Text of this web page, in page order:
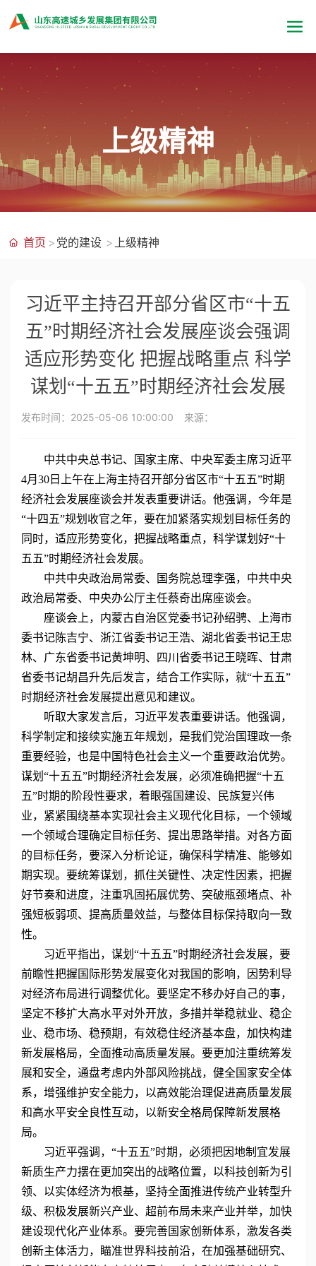
上级精神
首页 党的建设 上级精神
习近平主持召开部分省区市“十五
五”时期经济社会发展座谈会强调
适应形势变化 把握战略重点 科学
谋划“十五五”时期经济社会发展
发布时间： 2025-05-06 10:00:00 来源：
中共中央总书记、国家主席、中央军委主席习近平
4月30日上午在上海主持召开部分省区市“十五五”时期
经济社会发展座谈会并发表重要讲话。他强调，今年是
“十四五”规划收官之年，要在加紧落实规划目标任务的
同时，适应形势变化，把握战略重点，科学谋划好“十
五五”时期经济社会发展。
中共中央政治局常委、国务院总理李强，中共中央
政治局常委、中央办公厅主任蔡奇出席座谈会。
座谈会上，内蒙古自治区党委书记孙绍骋、上海市
委书记陈吉宁、浙江省委书记王浩、湖北省委书记王忠
林、广东省委书记黄坤明、四川省委书记王晓晖、甘肃
省委书记胡昌升先后发言，结合工作实际，就“十五五”
时期经济社会发展提出意见和建议。
听取大家发言后，习近平发表重要讲话。他强调，
科学制定和接续实施五年规划，是我们党治国理政一条
重要经验，也是中国特色社会主义一个重要政治优势。
谋划“十五五”时期经济社会发展，必须准确把握“十五
五”时期的阶段性要求，着眼强国建设、民族复兴伟
业，紧紧围绕基本实现社会主义现代化目标，一个领域
一个领域合理确定目标任务、提出思路举措。对各方面
的目标任务，要深入分析论证，确保科学精准、能够如
期实现。要统筹谋划，抓住关键性、决定性因素，把握
好节奏和进度，注重巩固拓展优势、突破瓶颈堵点、补
强短板弱项、提高质量效益，与整体目标保持取向一致
性。
习近平指出，谋划“十五五”时期经济社会发展，要
前瞻性把握国际形势发展变化对我国的影响，因势利导
对经济布局进行调整优化。要坚定不移办好自己的事，
坚定不移扩大高水平对外开放，多措并举稳就业、稳企
业、稳市场、稳预期，有效稳住经济基本盘，加快构建
新发展格局，全面推动高质量发展。要更加注重统筹发
展和安全，通盘考虑内外部风险挑战，健全国家安全体
系，增强维护安全能力，以高效能治理促进高质量发展
和高水平安全良性互动，以新安全格局保障新发展格
局。
习近平强调，“十五五”时期，必须把因地制宜发展
新质生产力摆在更加突出的战略位置，以科技创新为引
领、以实体经济为根基，坚持全面推进传统产业转型升
级、积极发展新兴产业、超前布局未来产业并举，加快
建设现代化产业体系。要完善国家创新体系，激发各类
创新主体活力，瞄准世界科技前沿，在加强基础研究、